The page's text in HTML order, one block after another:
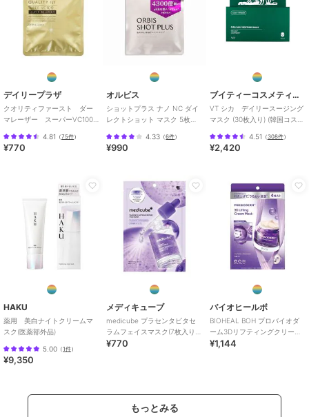
デイリープラザ
クオリティファースト ダー
マレーザー スーパーVC100
4.81 （75件）
¥770
オルビス
ショットプラス ナノ NC ダイ
レクトショット マスク 5枚
4.33 （6件）
¥990
ブイティーコスメティクス
VT シカ デイリースージング
マスク (30枚入り) (韓国コス
4.51 （308件）
¥2,420
HAKU
薬用 美白ナイトクリームマ
スク(医薬部外品)
5.00 （1件）
¥9,350
メディキューブ
medicube プラセンタビタセ
ラムフェイスマスク(7枚入り)
(韓国コスメ)
¥770
バイオヒールボ
BIOHEAL BOH プロバイオダ
ーム3Dリフティングクリーム
マスク4枚セット(韓国コスメ)
¥1,144
もっとみる